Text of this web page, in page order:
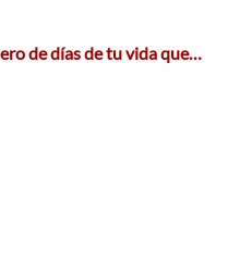
de días de tu vida que…